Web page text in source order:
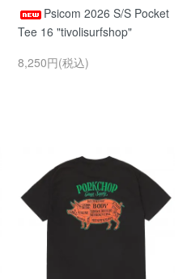
Psicom 2026 S/S Pocket
Tee 16 "tivolisurfshop"
8,250円(税込)